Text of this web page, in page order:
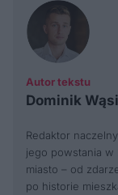
Autor tekstu
Dominik
Redaktor
jego powstania w
miasto – od
po historie